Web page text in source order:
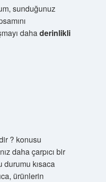
sunduğunuz
dahaderinlikli
? konusu
daha çarpıcı bir
kısaca
ürünlerin